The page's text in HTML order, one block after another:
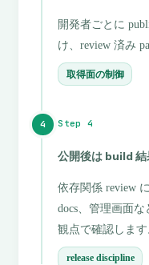
開発者ごとに
け、review 済み
取得面の制御
4 Step 4
公開後は build 結
依存関係 review
docs、管理画面
観点で確認します
release discipline